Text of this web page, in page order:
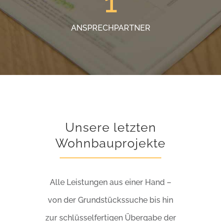
ANSPRECHPARTNER
Unsere letzten
Wohnbauprojekte
Alle Leistungen aus einer Hand –
von der Grundstückssuche bis hin
zur schlüsselfertigen Übergabe der